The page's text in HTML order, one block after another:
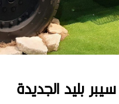
بليد الجديدة